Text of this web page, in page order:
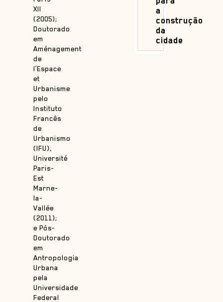
XII
(2005);
Doutorado
em
Aménagement
de
l’Espace
et
Urbanisme
pelo
Instituto
Francês
de
Urbanismo
(IFU),
Université
Paris-
Est
Marne-
la-
Vallée
(2011);
e Pós-
Doutorado
em
Antropologia
Urbana
pela
Universidade
Federal
a
construção
da
cidade